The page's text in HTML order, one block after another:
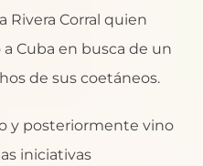
Rivera Corral quien
Cuba en busca de un
de sus coetáneos.
y posteriormente vino
iniciativas